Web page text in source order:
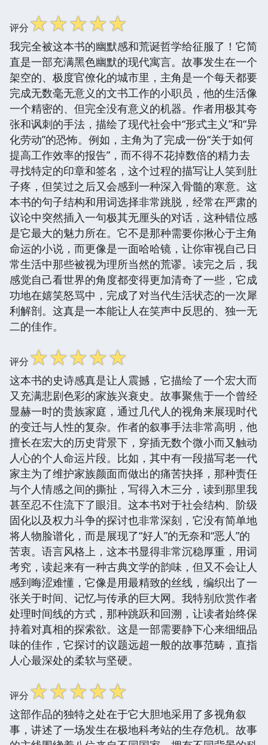
评分☆☆☆☆☆
我完全被这本书的幽默感和荒诞哲学给征服了！它简
直是一部充满黑色幽默的现代寓言。故事发生在一个
架空的、极度官僚化的城市里，主角是一个每天都要
完成无数毫无意义的文书工作的小职员，他的生活像
一个精密的、但完全没有意义的机器。作者用极其夸
张和讽刺的手法，描绘了现代社会中“形式主义”和“异
化劳动”的恐怖。例如，主角为了完成一份“关于如何
提高工作效率的报告”，而不得不花掉数倍的精力去
寻找特定的印章和签名，这个过程的描写让人笑到肚
子疼，但笑过之后又会感到一种深入骨髓的寒意。这
本书的句子结构和用词选择非常跳脱，经常在严肃的
议论中突然插入一句极其无厘头的对话，这种错位感
是它最大的魅力所在。它不是那种需要你揪心于主角
命运的小说，而更像是一面哈哈镜，让你审视自己日
常生活中那些被视为理所当然的荒谬。读完之后，我
感觉自己看世界的角度都变得更加清奇了一些，它成
功地在嬉笑怒骂中，完成了对当代生活状态的一次犀
利解剖。这真是一本能让人在笑声中反思的、独一无
二的佳作。
评分☆☆☆☆☆
这本书的史诗感真是让人震撼，它描绘了一个宏大而
又充满悲剧色彩的家族兴衰史。故事聚焦于一个曾经
显赫一时的贵族家庭，通过几代人的视角来展现时代
的变迁与人性的复杂。作者的叙事手法非常高明，他
擅长在宏大的历史背景下，穿插无数个微小而又触动
人心的个人命运片段。比如，其中有一段描写老一代
家主为了维护家族颜面而做出的痛苦抉择，那种责任
与个人情感之间的撕扯，写得入木三分，读到那里我
甚至忍不住流下了眼泪。这本书对于社会结构、阶级
固化以及权力斗争的探讨也非常深刻，它没有简单地
将人物脸谱化，而是展现了“好人”的无奈和“恶人”的
苦衷。语言风格上，这本书显得非常沉稳厚重，用词
考究，读起来有一种古典文学的韵味，但又不会让人
感到晦涩难懂，它像是用最精致的丝线，编织出了一
张关于时间、记忆与传承的巨大网。我特别欣赏作者
处理时间线的方式，那种跳跃和回溯，让读者始终保
持着对真相的探索欲。这是一部需要静下心来细细品
味的佳作，它探讨的议题远超一般的故事范畴，直指
人心最深处的柔软与坚硬。
评分☆☆☆☆☆
这部作品的独特之处在于它大胆地采用了多视角叙
事，讲述了一场发生在极地科考站的生存危机。故事